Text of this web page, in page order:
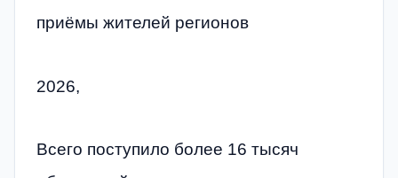
приёмы жителей регионов
2026,
Всего поступило более 16 тысяч